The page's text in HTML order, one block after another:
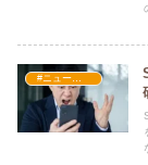
#ニュース・社会・コラム